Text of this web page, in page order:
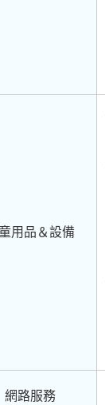
用品＆設備
網路服務